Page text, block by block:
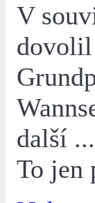
V
další ...
To jen